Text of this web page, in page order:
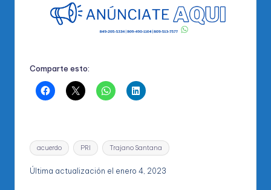
Comparte esto:
Etiquetas:
acuerdo PRI Trajano Santana
Última actualización el enero 4, 2023